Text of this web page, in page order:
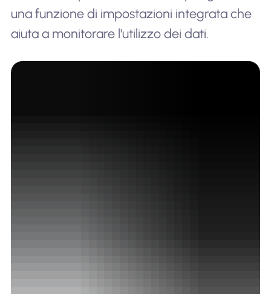
una funzione di impostazioni integrata che
aiuta a monitorare l'utilizzo dei dati.